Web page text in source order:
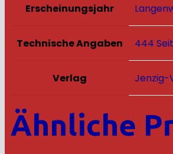
Erscheinungsjahr
Technische Angaben 444
Verlag Jenzig-
Ähnliche